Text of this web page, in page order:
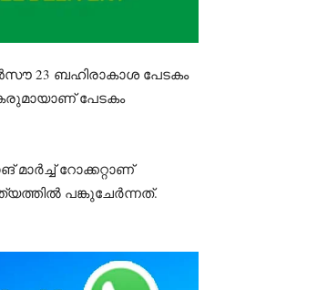
23 ബഹിരാകാശ പേടകം
പേടകം
റോക്കറ്റാണ്
പങ്കുചേർന്നത്.